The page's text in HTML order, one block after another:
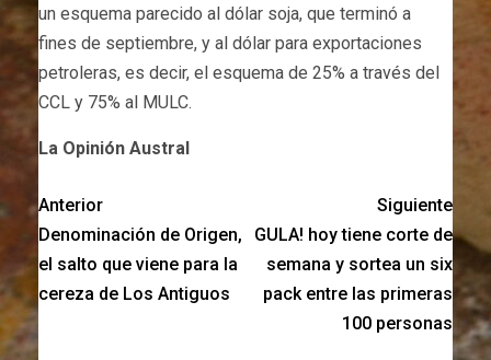
un esquema parecido al dólar soja, que terminó a
fines de septiembre, y al dólar para exportaciones
petroleras, es decir, el esquema de 25% a través del
CCL y 75% al MULC.
La Opinión Austral
Anterior
Denominación de Origen,
el salto que viene para la
cereza de Los Antiguos
Siguiente
GULA! hoy tiene corte de
semana y sortea un six
pack entre las primeras
100 personas